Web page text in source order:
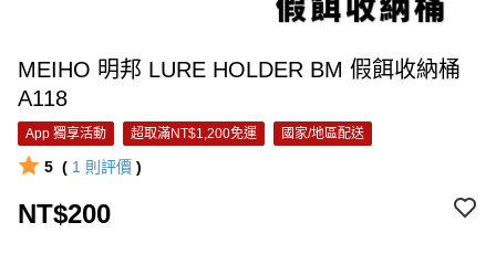
MEIHO 明邦 LURE HOLDER BM 假餌收納桶
A118
App 獨享活動 超取滿NT$1,200免運 國家/地區配送
5 ( 1 則評價 )
NT$200